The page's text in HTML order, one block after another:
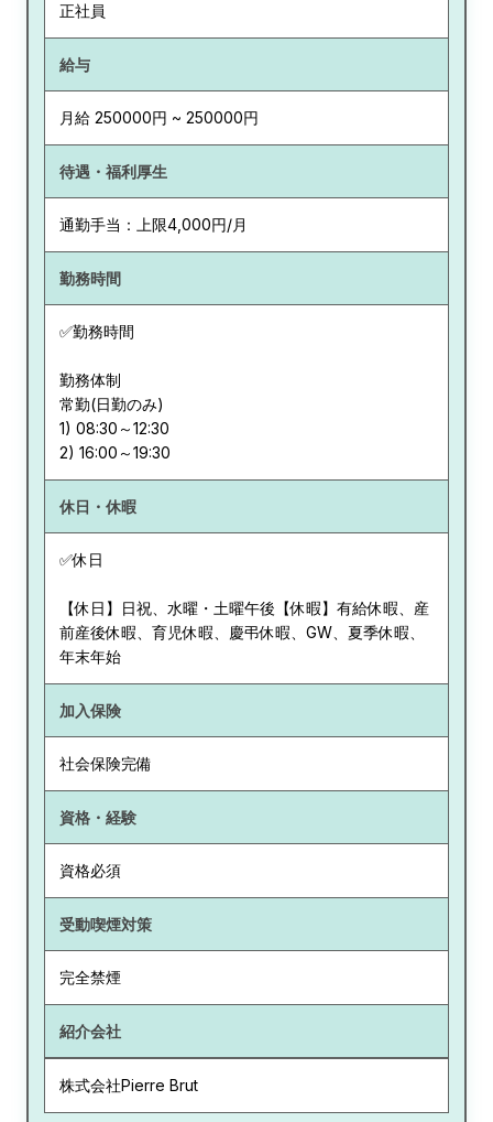
正社員
給与
月給 250000円 ~ 250000円
待遇・福利厚生
通勤手当：上限4,000円/月
勤務時間
✅勤務時間
勤務体制
常勤(日勤のみ)
1) 08:30～12:30
休日・休暇
✅休日
【休日】日祝、水曜・土曜午後【休暇】有給休暇、産
前産後休暇、育児休暇、慶弔休暇、GW、夏季休暇、
年末年始
加入保険
社会保険完備
資格・経験
資格必須
受動喫煙対策
完全禁煙
紹介会社
株式会社Pierre Brut